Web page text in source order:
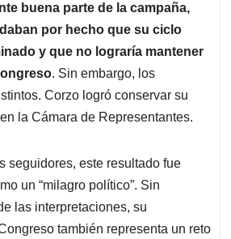
buena parte de la campaña,
por hecho que su ciclo
y que no lograría mantener
. Sin embargo, los
Corzo logró conservar su
la Cámara de Representantes.
seguidores, este resultado fue
un “milagro político”. Sin
las interpretaciones, su
también representa un reto